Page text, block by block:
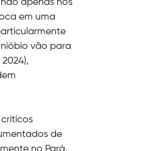
apenas nos
em uma
nióbio vão para
críticos
de